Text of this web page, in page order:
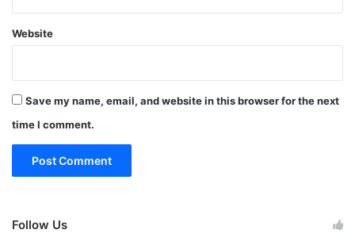
Website
Save my name, email, and website in this browser for the next
time I comment.
Follow Us